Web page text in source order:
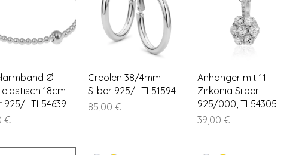
Ø
18cm
925/- TL54639
€
Schnellansicht
Creolen 38/4mm
Silber 925/- TL51594
Preis
85,00 €
Schnellansicht
Anhänger mit 11
Zirkonia Silber
925/000, TL54305
Preis
39,00 €